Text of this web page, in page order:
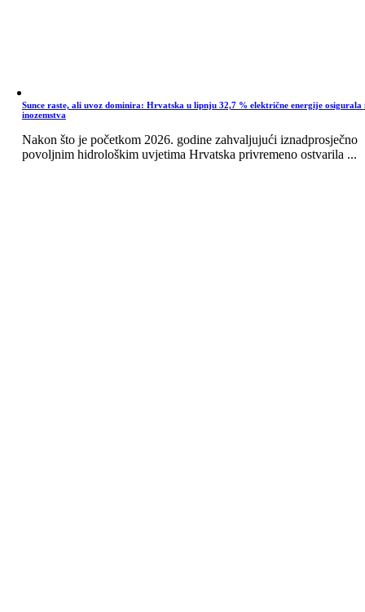
Sunce raste, ali uvoz dominira: Hrvatska u lipnju 32,7 % električne energije osigurala
inozemstva
Nakon što je početkom 2026. godine zahvaljujući iznadprosječno
povoljnim hidrološkim uvjetima Hrvatska privremeno ostvarila ...